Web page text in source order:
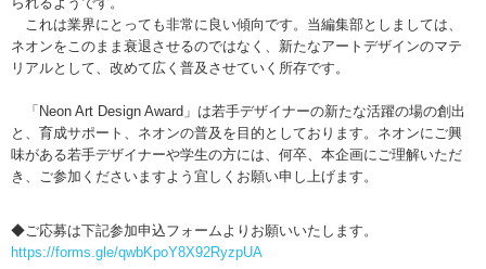
これは業界にとっても非常に良い傾向です。当編集部としましては、
ネオンをこのまま衰退させるのではなく、新たなアートデザインのマテ
リアルとして、改めて広く普及させていく所存です。
「Neon Art Design Award」は若手デザイナーの新たな活躍の場の創出
と、育成サポート、ネオンの普及を目的としております。ネオンにご興
味がある若手デザイナーや学生の方には、何卒、本企画にご理解いただ
き、ご参加くださいますよう宜しくお願い申し上げます。
◆ご応募は下記参加申込フォームよりお願いいたします。
https://forms.gle/qwbKpoY8X92RyzpUA